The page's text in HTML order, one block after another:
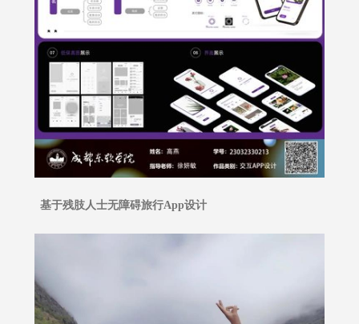
基于残肢人士无障碍旅行App设计